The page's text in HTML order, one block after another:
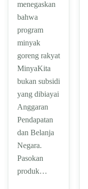
menegaskan
bahwa
program
minyak
goreng rakyat
MinyaKita
bukan subsidi
yang dibiayai
Anggaran
Pendapatan
dan Belanja
Negara.
Pasokan
produk…